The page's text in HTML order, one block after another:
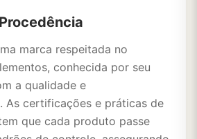
marca respeitada no
conhecida por seu
a qualidade e
As certificações e práticas de
que cada produto passe